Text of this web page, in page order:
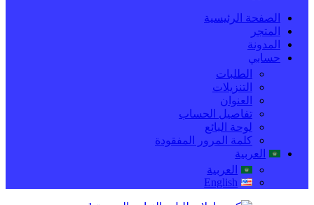
الصفحة الرئيسية
المتجر
المدونة
حسابي
الطلبات
التنزيلات
العنوان
تفاصيل الحساب
لوحة البائع
كلمة المرور المفقودة
العربية
العربية
English